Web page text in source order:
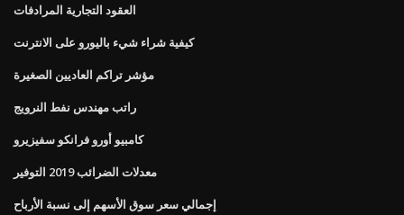
العقود التجارية المرادفات
كيفية شراء شيء باليورو على الانترنت
مؤشر تراكم العاديين الصغيرة
راتب مهندس نفط النرويج
كامبيو أورو فرانكو سفيزيرو
معدلات الضرائب 2019 التوفير
إجمالي سعر سوق الأسهم إلى نسبة الأرباح